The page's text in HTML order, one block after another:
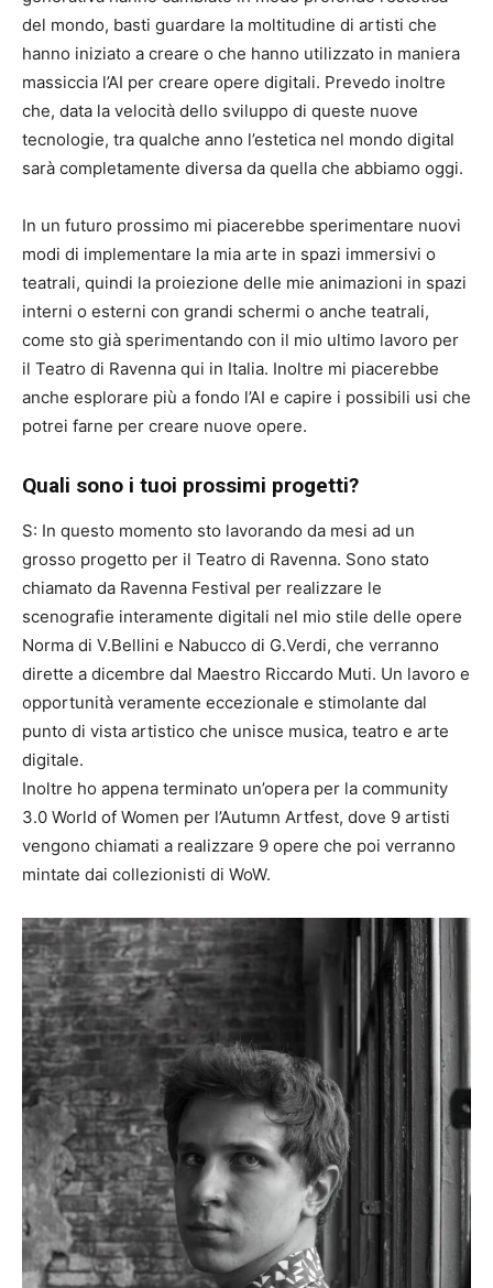
del mondo, basti guardare la moltitudine di artisti che
hanno iniziato a creare o che hanno utilizzato in maniera
massiccia l’AI per creare opere digitali. Prevedo inoltre
che, data la velocità dello sviluppo di queste nuove
tecnologie, tra qualche anno l’estetica nel mondo digital
sarà completamente diversa da quella che abbiamo oggi.
In un futuro prossimo mi piacerebbe sperimentare nuovi
modi di implementare la mia arte in spazi immersivi o
teatrali, quindi la proiezione delle mie animazioni in spazi
interni o esterni con grandi schermi o anche teatrali,
come sto già sperimentando con il mio ultimo lavoro per
il Teatro di Ravenna qui in Italia. Inoltre mi piacerebbe
anche esplorare più a fondo l’AI e capire i possibili usi che
potrei farne per creare nuove opere.
Quali sono i tuoi prossimi progetti?
S: In questo momento sto lavorando da mesi ad un
grosso progetto per il Teatro di Ravenna. Sono stato
chiamato da Ravenna Festival per realizzare le
scenografie interamente digitali nel mio stile delle opere
Norma di V.Bellini e Nabucco di G.Verdi, che verranno
dirette a dicembre dal Maestro Riccardo Muti. Un lavoro e
opportunità veramente eccezionale e stimolante dal
punto di vista artistico che unisce musica, teatro e arte
digitale.
Inoltre ho appena terminato un’opera per la community
3.0 World of Women per l’Autumn Artfest, dove 9 artisti
vengono chiamati a realizzare 9 opere che poi verranno
mintate dai collezionisti di WoW.